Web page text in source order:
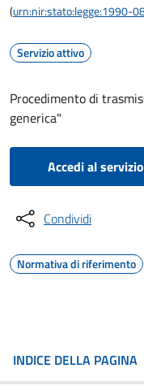
(urn:nir:stato:legge:1990-
Servizio attivo
Procedimento di
generica"
Accedi al servizio
Condividi
Normativa di riferimento
INDICE DELLA PAGINA